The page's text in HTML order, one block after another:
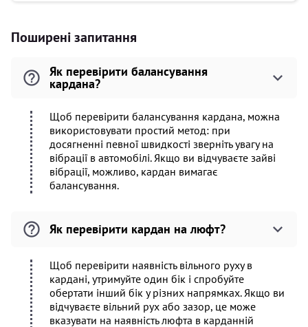
Поширені запитання
Як перевірити балансування
кардана?
Щоб перевірити балансування кардана, можна
використовувати простий метод: при
досягненні певної швидкості зверніть увагу на
вібрації в автомобілі. Якщо ви відчуваєте зайві
вібрації, можливо, кардан вимагає
балансування.
Як перевірити кардан на люфт?
Щоб перевірити наявність вільного руху в
кардані, утримуйте один бік і спробуйте
обертати інший бік у різних напрямках. Якщо ви
відчуваєте вільний рух або зазор, це може
вказувати на наявність люфта в карданній